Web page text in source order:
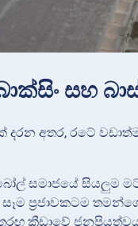
සහ
අතර, රටේ වඩාත්ම
සමාජයේ සියලුම
සෑම ප්‍රජාවකටම
ක්‍රීඩාවේ